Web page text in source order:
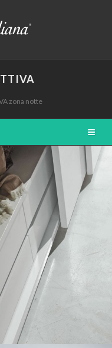
zona notte